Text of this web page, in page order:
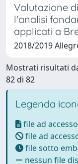
Valutazione
l'analisi
applicati a
2018/2019
Mostrati risultati
82 di 82
Legenda
file ad
file ad
file sotto
nessun file